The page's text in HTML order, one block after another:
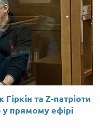
та Z-патріоти
у прямому ефірі